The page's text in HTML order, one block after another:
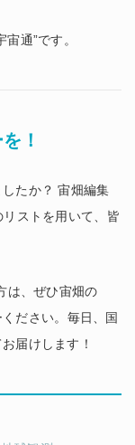
通”です。
！
たか？ 宙畑編集
ストを用いて、皆
は、ぜひ宙畑の
ださい。毎日、国
届けします！